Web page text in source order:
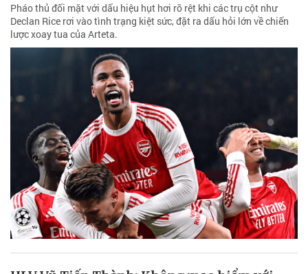
Pháo thủ đối mặt với dấu hiệu hụt hơi rõ rệt khi các trụ cột như
Declan Rice rơi vào tình trạng kiệt sức, đặt ra dấu hỏi lớn về chiến
lược xoay tua của Arteta.